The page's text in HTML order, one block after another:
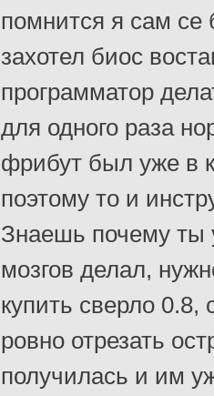
помнится я сам се
захотел биос
программатор
для одного раза
фрибут был уже в
поэтому то и
Знаешь почему ты
мозгов делал,
купить сверло
ровно отрезать
получилась и им